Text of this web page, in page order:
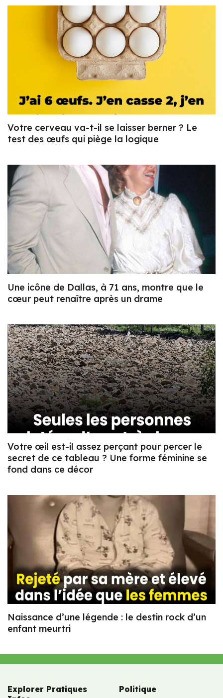
Votre cerveau va-t-il se laisser berner ? Le
test des œufs qui piège la logique
Une icône de Dallas, à 71 ans, montre que le
cœur peut renaître après un drame
Votre œil est-il assez perçant pour percer le
secret de ce tableau ? Une forme féminine se
fond dans ce décor
Naissance d’une légende : le destin rock d’un
enfant meurtri
Explorer Pratiques
Politique